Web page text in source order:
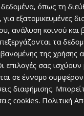
υπό την
και επίπεδα
όπως τη
για εξατομικευμένες
ανάλυση κοινού και
τα
της χρήσης
επιλογές σας
σε έννομο συμφέρον
διαφήμισης.
cookies. Πολιτική